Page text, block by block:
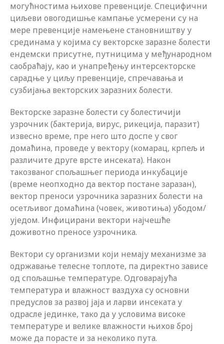
могућностима њихове превенције. Специфични
циљеви овогодишње кампање усмерени су на
мере превенције намењене становништву у
срединама у којима су векторске заразне болести
ендемски присутне, путницима у међународном
саобраћају, као и унапређењу интерсекторске
сарадње у циљу превенције, спречавања и
сузбијања векторских заразних болести.
Векторске заразне болести су болестичији
узрочник (бактерија, вирус, рикеција, паразит)
извесно време, пре него што доспе у свог
домаћина, проведе у вектору (комарац, крпељ и
различите друге врсте инсеката). Након
такозваног спољашњег периода инкубације
(време неопходно да вектор постане заразан),
вектор преноси узрочника заразних болести на
осетљивог домаћина (човек, животиња) убодом/
уједом. Инфицирани вектори најчешће
доживотно преносе узрочника.
Вектори су организми који немају механизме за
одржавање телесне топлоте, па директно зависе
од спољашње температуре. Одговарајућа
температура и влажност ваздуха су основни
предуслов за развој јаја и ларви инсеката у
одрасле јединке, тако да у условима високе
температуре и велике влажности њихов број
може да порасте и за неколико пута.